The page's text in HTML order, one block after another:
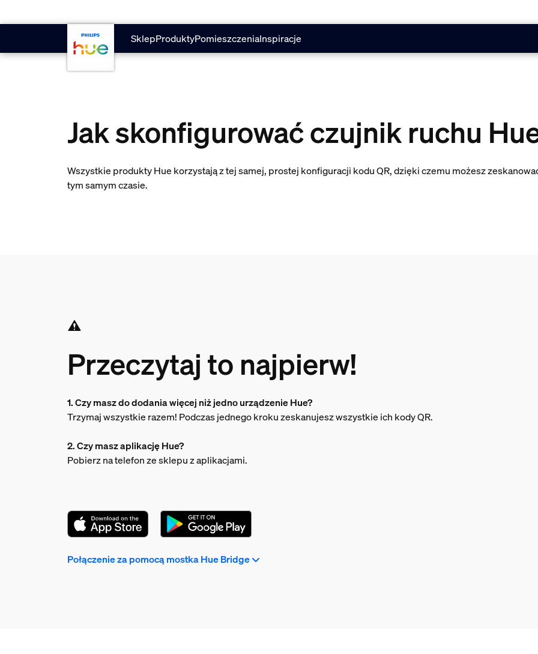
SklepProduktyPomieszczeniaInspiracje
Jak skonfigurować czujnik ruchu
Wszystkie produkty Hue korzystają z tej samej, prostej konfiguracji kodu QR, dzięki czemu możesz
tym samym czasie.
Przeczytaj to najpierw!
1. Czy masz do dodania więcej niż jedno urządzenie Hue?
Trzymaj wszystkie razem! Podczas jednego kroku zeskanujesz wszystkie ich kody QR.
2. Czy masz aplikację Hue?
Pobierz na telefon ze sklepu z aplikacjami.
Połączenie za pomocą mostka Hue Bridge